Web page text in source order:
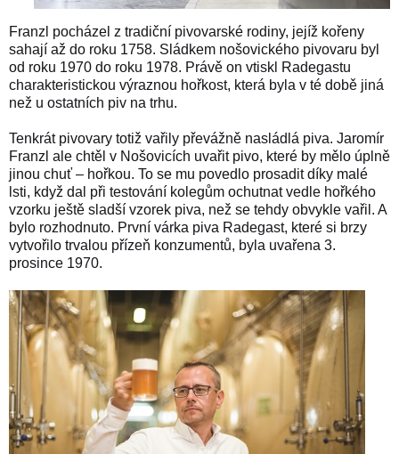
Franzl pocházel z tradiční pivovarské rodiny, jejíž kořeny
sahají až do roku 1758. Sládkem nošovického pivovaru byl
od roku 1970 do roku 1978. Právě on vtiskl Radegastu
charakteristickou výraznou hořkost, která byla v té době jiná
než u ostatních piv na trhu.
Tenkrát pivovary totiž vařily převážně nasládlá piva. Jaromír
Franzl ale chtěl v Nošovicích uvařit pivo, které by mělo úplně
jinou chuť – hořkou. To se mu povedlo prosadit díky malé
lsti, když dal při testování kolegům ochutnat vedle hořkého
vzorku ještě sladší vzorek piva, než se tehdy obvykle vařil. A
bylo rozhodnuto. První várka piva Radegast, které si brzy
vytvořilo trvalou přízeň konzumentů, byla uvařena 3.
prosince 1970.